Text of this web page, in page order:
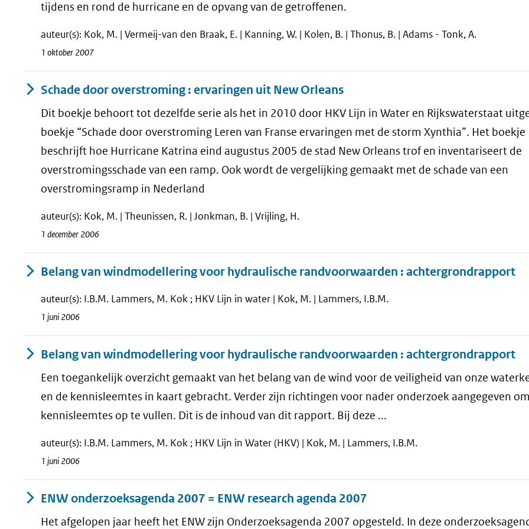
tijdens en rond de hurricane en de opvang van de getroffenen.
auteur(s): Kok, M. | Vermeij-van den Braak, E. | Kanning, W. | Kolen, B. | Thonus, B. | Adams - Tonk, A.
1 oktober 2007
Schade door overstroming : ervaringen uit New Orleans
Dit boekje behoort tot dezelfde serie als het in 2010 door HKV Lijn in Water en Rijkswaterstaat
boekje “Schade door overstroming Leren van Franse ervaringen met de storm Xynthia”. Het boekje
beschrijft hoe Hurricane Katrina eind augustus 2005 de stad New Orleans trof en inventariseert de
overstromingsschade van een ramp. Ook wordt de vergelijking gemaakt met de schade van een
overstromingsramp in Nederland
auteur(s): Kok, M. | Theunissen, R. | Jonkman, B. | Vrijling, H.
1 december 2006
Belang van windmodellering voor hydraulische randvoorwaarden : achtergrondrapport
auteur(s): I.B.M. Lammers, M. Kok ; HKV Lijn in water | Kok, M. | Lammers, I.B.M.
1 juni 2006
Belang van windmodellering voor hydraulische randvoorwaarden : achtergrondrapport
Een toegankelijk overzicht gemaakt van het belang van de wind voor de veiligheid van onze
en de kennisleemtes in kaart gebracht. Verder zijn richtingen voor nader onderzoek aangegeven
kennisleemtes op te vullen. Dit is de inhoud van dit rapport. Bij deze ...
auteur(s): I.B.M. Lammers, M. Kok ; HKV Lijn in Water (HKV) | Kok, M. | Lammers, I.B.M.
1 juni 2006
ENW onderzoeksagenda 2007 = ENW research agenda 2007
Het afgelopen jaar heeft het ENW zijn Onderzoeksagenda 2007 opgesteld. In deze